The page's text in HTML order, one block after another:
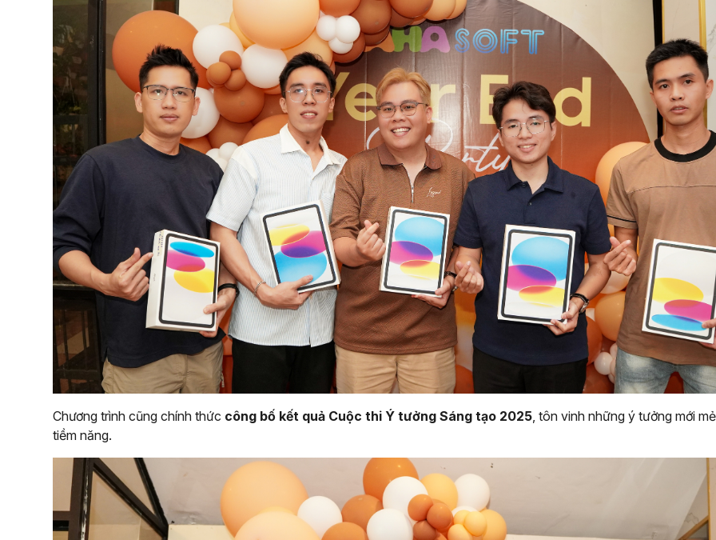
Chương trình cũng chính thức công bố kết quả Cuộc thi Ý tưởng Sáng tạo 2025, tôn vinh những ý tưởng mới
tiềm năng.